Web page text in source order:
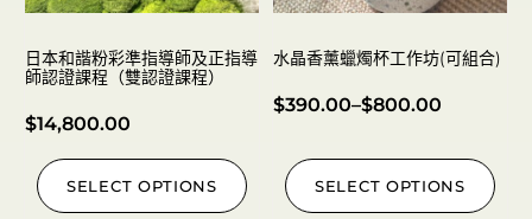
日本和諧粉彩準指導師及正指導
師認證課程（雙認證課程）
$14,800.00
SELECT OPTIONS
水晶香薰蠟燭杯工作坊(可組合)
$390.00–$800.00
SELECT OPTIONS